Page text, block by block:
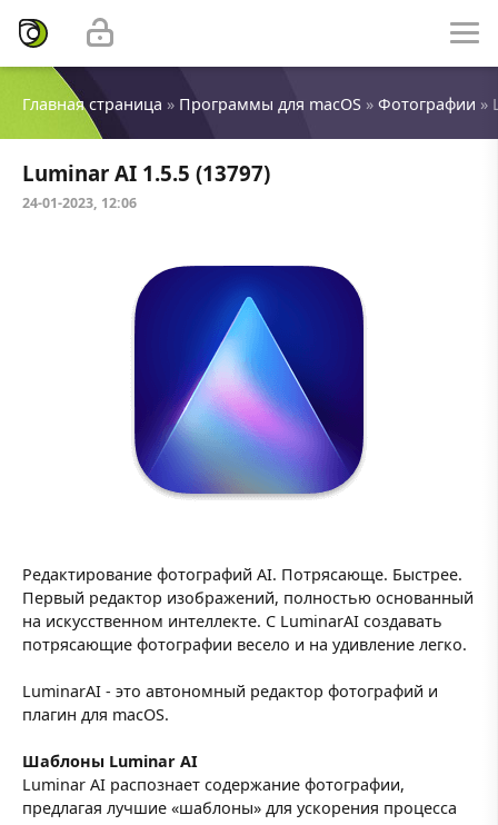
Главная страница » Программы для macOS » Фотографии »
Luminar AI 1.5.5 (13797)
24-01-2023, 12:06
Редактирование фотографий AI. Потрясающе. Быстрее.
Первый редактор изображений, полностью основанный
на искусственном интеллекте. С LuminarAI создавать
потрясающие фотографии весело и на удивление легко.
LuminarAI - это автономный редактор фотографий и
плагин для macOS.
Шаблоны Luminar AI
Luminar AI распознает содержание фотографии,
предлагая лучшие «шаблоны» для ускорения процесса